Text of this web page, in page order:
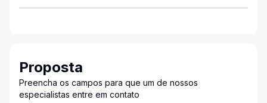
Proposta
Preencha os campos para que um de nossos
especialistas entre em contato